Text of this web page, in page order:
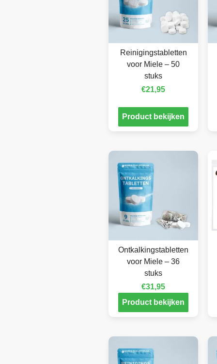
Reinigingstabletten
voor Miele – 50
stuks
€21,95
Product bekijken
Ontkalkingstabletten
voor Miele – 36
stuks
€31,95
Product bekijken